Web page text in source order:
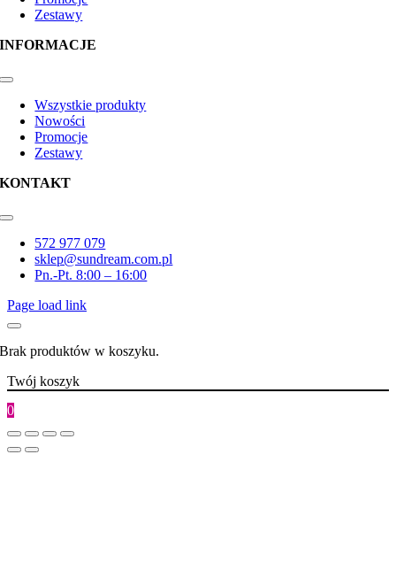
Zestawy
INFORMACJE
Toggle
NavigationWszystkie produkty
Nowości
Promocje
Zestawy
KONTAKT
Toggle
Navigation572 977 079
sklep@sundream.com.pl
Pn.-Pt. 8:00 – 16:00
Page load link
Brak produktów w koszyku.
Twój koszyk
0